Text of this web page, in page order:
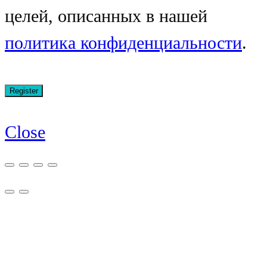
целей, описанных в нашей
политика конфиденциальности.
Close